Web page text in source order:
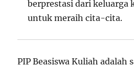
berprestasi dari keluarga
untuk meraih cita-cita.
PIP Beasiswa Kuliah adalah